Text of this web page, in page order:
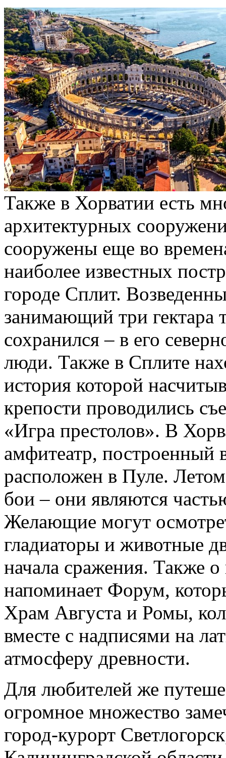
Также в Хорватии есть
архитектурных
сооружены еще во
наиболее известных
городе Сплит.
занимающий три гектара
сохранился – в его
люди. Также в Сплите
история которой
крепости проводились
«Игра престолов». В
амфитеатр,
расположен в Пуле.
бои – они являются
Желающие могут
гладиаторы и животные
начала сражения. Также
напоминает Форум,
Храм Августа и Ромы,
вместе с надписями на
атмосферу древности.
Для любителей же
огромное множество
город-курорт